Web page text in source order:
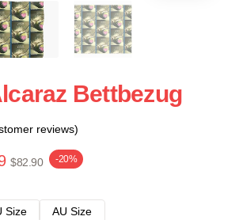
Bettbezug
reviews)
$82.90 -20%
Size
AU Size